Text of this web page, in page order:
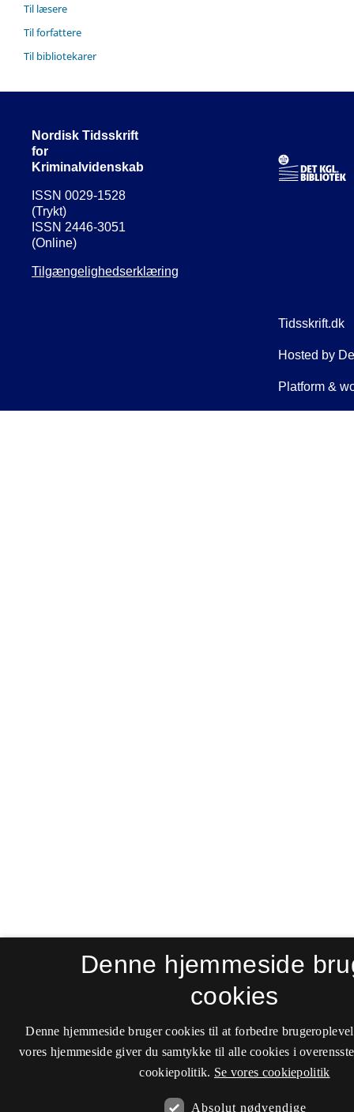
Til læsere
Til forfattere
Til bibliotekarer
Nordisk Tidsskrift
for
Kriminalvidenskab
ISSN 0029-1528
(Trykt)
ISSN 2446-3051
(Online)
Tilgængelighedserklæring
Denne hjemmeside
cookies
Denne hjemmeside bruger cookies til at forbedre
vores hjemmeside giver du samtykke til alle cookies i
cookiepolitik. Se vores cookiepolitik
Absolut nødvendige